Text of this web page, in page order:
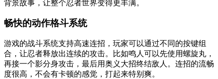
背景故事，让整个忍者世界变得更丰满。
畅快的动作格斗系统
游戏的战斗系统支持高速连招，玩家可以通过不同的按键组
合，让忍者释放出连续的攻击。比如鸣人可以先使用螺旋丸，
再接一个影分身攻击，最后用奥义大招终结敌人。连招的流畅
度很高，不会有卡顿的感觉，打起来特别爽。